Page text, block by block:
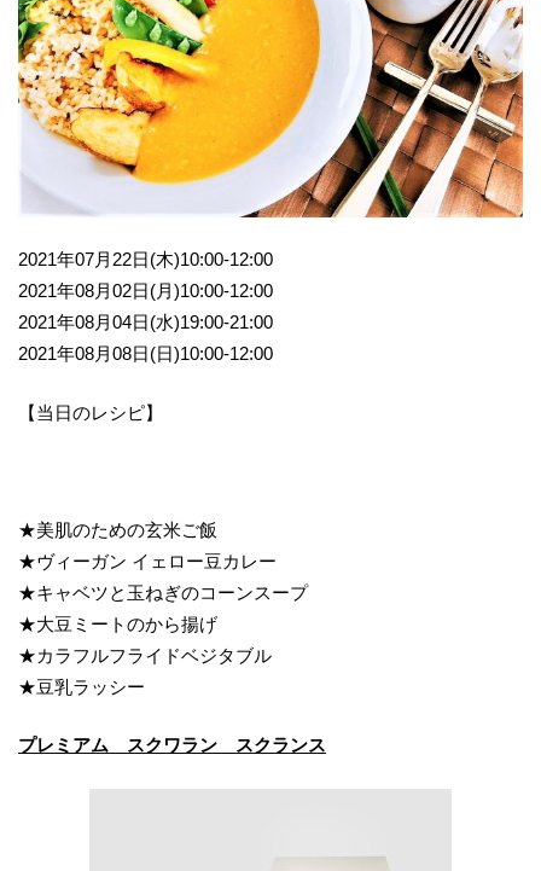
2021年07月22日(木)10:00-12:00
2021年08月02日(月)10:00-12:00
2021年08月04日(水)19:00-21:00
2021年08月08日(日)10:00-12:00
【当日のレシピ】
★美肌のための玄米ご飯
★ヴィーガン イェロー豆カレー
★キャベツと玉ねぎのコーンスープ
★大豆ミートのから揚げ
★カラフルフライドベジタブル
★豆乳ラッシー
プレミアム スクワラン スクランス